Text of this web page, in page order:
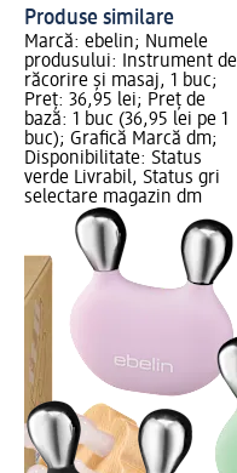
Produse similare
Marcă: ebelin; Numele
produsului: Instrument de
răcorire și masaj, 1 buc;
Preț: 36,95 lei; Preț de
bază: 1 buc (36,95 lei pe 1
buc); Grafică Marcă dm;
Disponibilitate: Status
verde Livrabil, Status gri
selectare magazin dm